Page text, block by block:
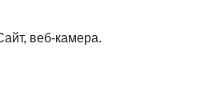
веб-камера.